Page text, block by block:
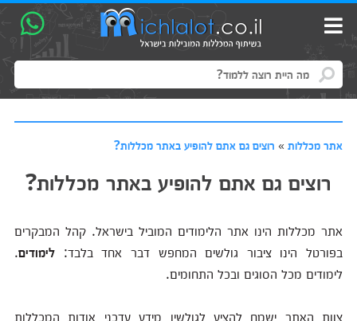
אתר מכללות» רוצים גם אתם להופיע באתר מכללות?
רוצים גם אתם להופיע באתר מכללות?
אתר מכללות הינו אתר הלימודים המוביל בישראל. קהל המבקרים
בפורטל הינו ציבור גולשים המחפש דבר אחד בלבד:לימודים.
לימודים מכל הסוגים ובכל התחומים.
צוות האתר ישמח להציע לגולשיו מידע עדכני אודות המכללות